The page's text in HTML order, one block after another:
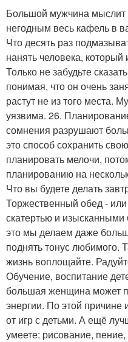
Большой мужчина мыслит
негодным весь кафель в
Что десять раз
нанять человека,
Только не забудьте
понимая, что он очень
растут не из того места.
уязвима. 26.
сомнения разрушают
это способ сохранить
планировать мелочи,
планированию на
Что вы будете делать
Торжественный обед -
скатертью и
это мы делаем даже
поднять тонус
жизнь воплощайте.
Обучение, воспитание
большая женщина может
энергии. По этой причине
от игр с детьми. А ещё
умеете: рисование,